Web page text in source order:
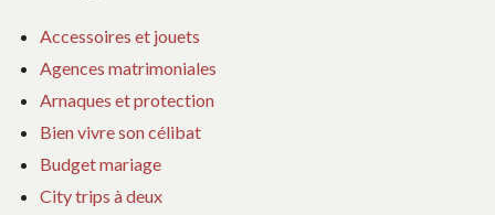
Accessoires et jouets
Agences matrimoniales
Arnaques et protection
Bien vivre son célibat
Budget mariage
City trips à deux